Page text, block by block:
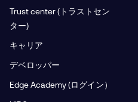
Trust center (トラストセン
ター)
キャリア
デベロッパー
Edge Academy (ログイン）